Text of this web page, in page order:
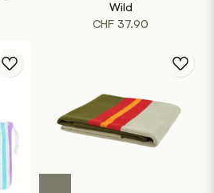
Wild
CHF 37.90